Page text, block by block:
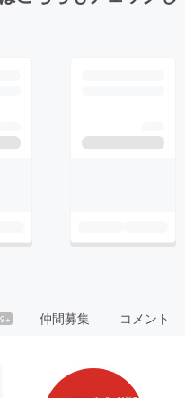
仲間募集 コメント